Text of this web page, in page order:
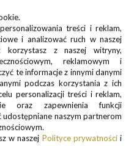
informacje o
osobowych znajdują się w pkt.
treści i reklam,
i analizować ruch w naszej
z naszej witryny,
reklamowym i
te informacje z innymi danymi
podczas korzystania z ich
personalizacji treści i reklam,
oraz zapewnienia funkcji
udostępniane naszym partnerom
w naszej Polityce prywatnościi